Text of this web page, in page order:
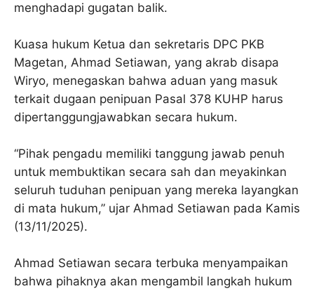
menghadapi gugatan balik.
Kuasa hukum Ketua dan sekretaris DPC PKB
Magetan, Ahmad Setiawan, yang akrab disapa
Wiryo, menegaskan bahwa aduan yang masuk
terkait dugaan penipuan Pasal 378 KUHP harus
dipertanggungjawabkan secara hukum.
“Pihak pengadu memiliki tanggung jawab penuh
untuk membuktikan secara sah dan meyakinkan
seluruh tuduhan penipuan yang mereka layangkan
di mata hukum,” ujar Ahmad Setiawan pada Kamis
(13/11/2025).
Ahmad Setiawan secara terbuka menyampaikan
bahwa pihaknya akan mengambil langkah hukum